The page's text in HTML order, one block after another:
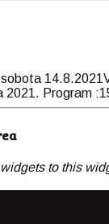
2021. Program
to this